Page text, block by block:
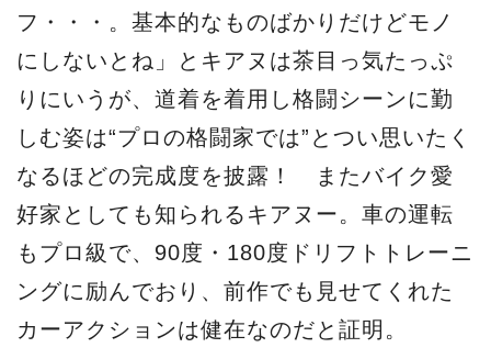
フ・・・。基本的なものばかりだけどモノ
にしないとね」とキアヌは茶目っ気たっぷ
りにいうが、道着を着用し格闘シーンに勤
しむ姿は“プロの格闘家では”とつい思いたく
なるほどの完成度を披露！ またバイク愛
好家としても知られるキアヌー。車の運転
もプロ級で、90度・180度ドリフトトレーニ
ングに励んでおり、前作でも見せてくれた
カーアクションは健在なのだと証明。